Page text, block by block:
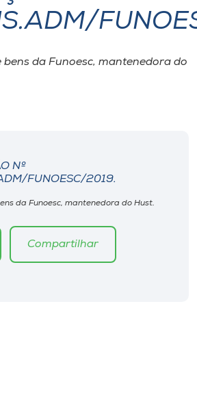
da Funoesc, mantenedora do
Nº
FUNOESC/2019.
da Funoesc, mantenedora do Hust.
Compartilhar